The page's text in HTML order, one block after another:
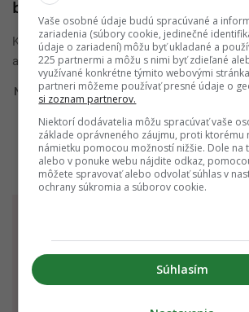
blogerky a modelky nakupujú
Každá jedna z nás túži byť výnimočná,
a rôzne svetové či domáce značky nám ...
Nikoleta Kottešová 15. apríla 2016
NA DNES -
Vaše osobné údaje budú spracúvané a
zariadenia (súbory cookie, jedinečné
údaje o zariadení) môžu byť ukladané a
225 partnermi a môžu s nimi byť zdieľané
využívané konkrétne týmito webovými
partneri môžeme používať presné údaje o
si zoznam partnerov.
Niektorí dodávatelia môžu spracúvať vaše
základe oprávneného záujmu, proti ktorému
námietku pomocou možností nižšie. Dole na
alebo v ponuke webu nájdite odkaz,
môžete spravovať alebo odvolať súhlas v
ochrany súkromia a súborov cookie.
Súhlasím